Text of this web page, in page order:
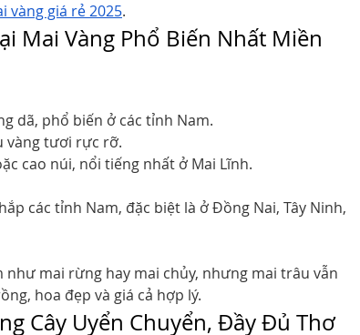
vàng giá rẻ 2025.
Mai Vàng Phổ Biến Nhất Miền
dã, phổ biến ở các tỉnh Nam.
vàng tươi rực rỡ.
cao núi, nổi tiếng nhất ở Mai Lĩnh.
các tỉnh Nam, đặc biệt là ở Đồng Nai, Tây Ninh,
như mai rừng hay mai chủy, nhưng mai trâu vẫn
hoa đẹp và giá cả hợp lý.
Cây Uyển Chuyển, Đầy Đủ Thơ